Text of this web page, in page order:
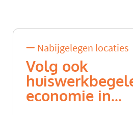
Nabijgelegen locaties
Volg ook
economie in...